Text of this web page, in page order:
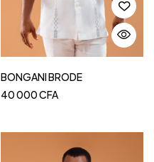
BONGANI BRODE
40 000CFA